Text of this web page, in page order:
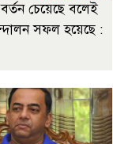
চেয়েছে বলেই
সফল হয়েছে :